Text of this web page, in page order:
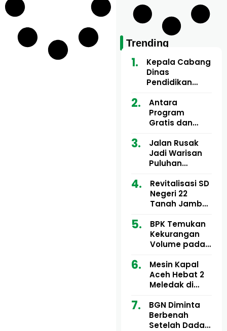
Trending
Kepala Cabang
Dinas
Pendidikan
Utara Buka
Pelatihan Deep
Learning serta
Artifisial bagi
Guru
Matematika
Antara
Program
Gratis dan
Motor Imum
Gampong, Uji
Nyali APH
Bermain di
Balik Rp250
Ribu
Jalan Rusak
Jadi Warisan
Puluhan
dan Tgk
Muharuddin
Kini Didesak
Revitalisasi SD
Negeri 22
Tanah Jambo
Miliar Tuai
Sorotan, Publik
Pertanyakan
Anggaran
BPK Temukan
Kekurangan
Volume pada
Aceh Utara
Tahun 2024,
Pengembalian
Sepenuhnya
Tuntas
Mesin Kapal
Aceh Hebat 2
Meledak di
Ulee Lheue, 14
Orang Derita
Luka Bakar
BGN Diminta
Berbenah
Setelah Dadan